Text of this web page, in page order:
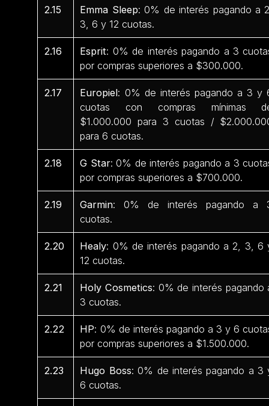
2.15 Emma Sleep: 0% de interés pagando a
3, 6 y 12 cuotas.
2.16 Esprit: 0% de interés pagando a 3
por compras superiores a $300.000.
2.17 Europiel: 0% de interés pagando a 3 y
cuotas con compras mínimas
$1.000.000 para 3 cuotas /
para 6 cuotas.
2.18 G Star: 0% de interés pagando a 3
por compras superiores a $700.000.
2.19 Garmin: 0% de interés pagando a
cuotas.
2.20 Healy: 0% de interés pagando a 2, 3, 6
12 cuotas.
2.21 Holy Cosmetics: 0% de interés pagando
3 cuotas.
2.22 HP: 0% de interés pagando a 3 y 6
por compras superiores a $1.500.000.
2.23 Hugo Boss: 0% de interés pagando a 3
6 cuotas.